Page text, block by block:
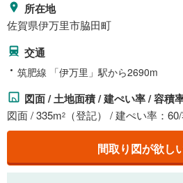
所在地
佐賀県伊万里市脇田町
交通
筑肥線 「伊万里」駅から2690m
図面 / 土地面積 / 建ぺい率 / 容積
図面 / 335m2 （登記） / 建ぺい率：
間取り図が欲し